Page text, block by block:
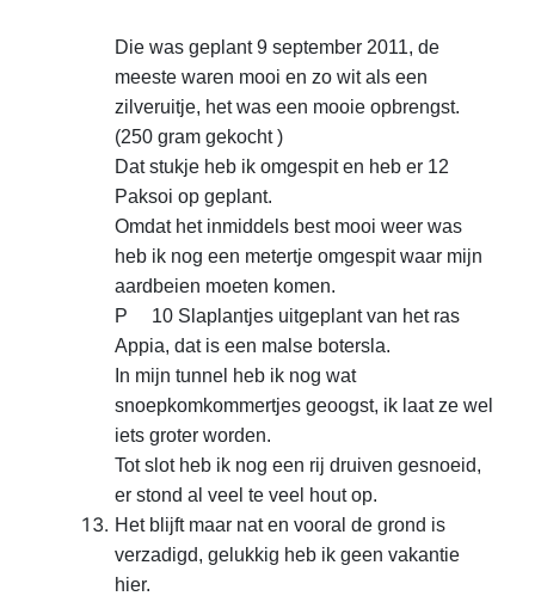
Die was geplant 9 september 2011, de
meeste waren mooi en zo wit als een
zilveruitje, het was een mooie opbrengst.
(250 gram gekocht )
Dat stukje heb ik omgespit en heb er 12
Paksoi op geplant.
Omdat het inmiddels best mooi weer was
heb ik nog een metertje omgespit waar mijn
aardbeien moeten komen.
P 10 Slaplantjes uitgeplant van het ras
Appia, dat is een malse botersla.
In mijn tunnel heb ik nog wat
snoepkomkommertjes geoogst, ik laat ze wel
iets groter worden.
Tot slot heb ik nog een rij druiven gesnoeid,
er stond al veel te veel hout op.
Het blijft maar nat en vooral de grond is
verzadigd, gelukkig heb ik geen vakantie
hier.